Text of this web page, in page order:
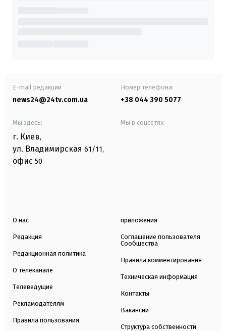
E-mail редакции
news24@24tv.com.ua
Номер телефона:
+38 044 390 5077
Мы здесь:
г. Киев,
ул. Владимирская 61/11,
офис 50
Мы в соцсетях:
О нас
Редакция
Редакционная политика
О телеканале
Телеведущие
Рекламодателям
Правила пользования
приложения
Соглашение пользователя
Сообщества
Правила комментирования
Техническая информация
Контакты
Вакансии
Структура собственности